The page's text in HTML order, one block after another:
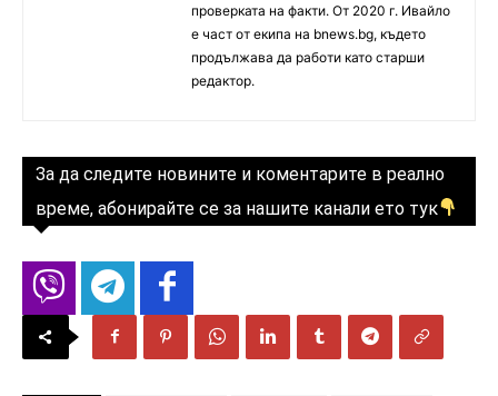
проверката на факти. От 2020 г. Ивайло
е част от екипа на bnews.bg, където
продължава да работи като старши
редактор.
За да следите новините и коментарите в реално
време, абонирайте се за нашите канали ето тук